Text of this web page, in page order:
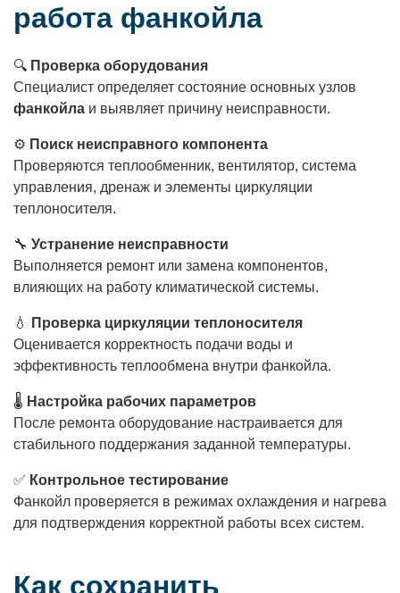
работа фанкойла
🔍 Проверка оборудования
Специалист определяет состояние основных узлов
фанкойла и выявляет причину неисправности.
⚙️ Поиск неисправного компонента
Проверяются теплообменник, вентилятор, система
управления, дренаж и элементы циркуляции
теплоносителя.
🔧 Устранение неисправности
Выполняется ремонт или замена компонентов,
влияющих на работу климатической системы.
💧
Проверка циркуляции теплоносителя
Оценивается корректность подачи воды и
эффективность теплообмена внутри фанкойла.
🌡 Настройка рабочих параметров
После ремонта оборудование настраивается для
стабильного поддержания заданной температуры.
✅ Контрольное тестирование
Фанкойл проверяется в режимах охлаждения и нагрева
для подтверждения корректной работы всех систем.
Как сохранить